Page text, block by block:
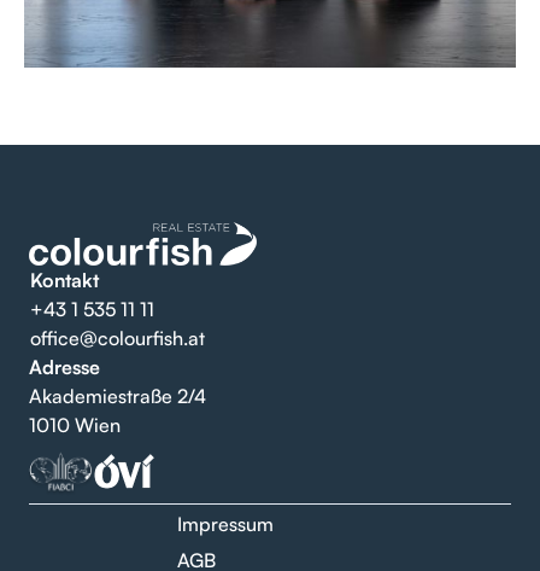
Kontakt
+43 1 535 11 11
office@colourfish.at
Adresse
Akademiestraße 2/4
1010 Wien
Impressum
AGB